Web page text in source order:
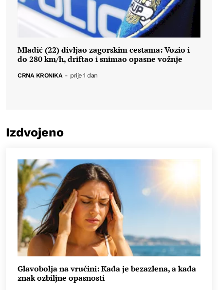
Mladić (22) divljao zagorskim cestama: Vozio i
do 280 km/h, driftao i snimao opasne vožnje
CRNA KRONIKA - prije 1 dan
Izdvojeno
Glavobolja na vrućini: Kada je bezazlena, a kada
znak ozbiljne opasnosti